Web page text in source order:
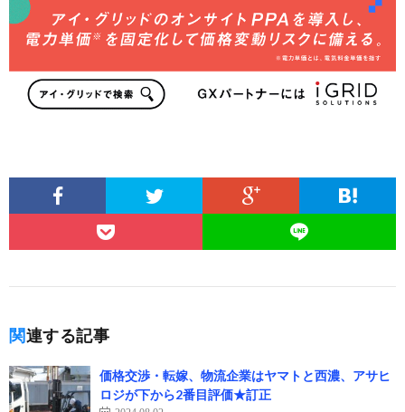
関連する記事
価格交渉・転嫁、物流企業はヤマトと西濃、アサヒ
ロジが下から2番目評価★訂正